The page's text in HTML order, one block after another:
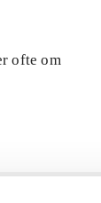
ofte om